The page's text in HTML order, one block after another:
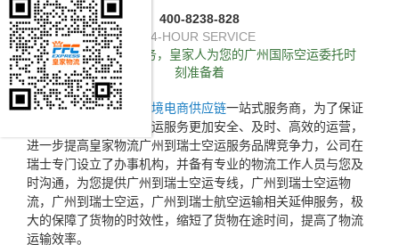
400-8238-828
24-HOUR SERVICE
独家推出24小时服务，皇家人为您的广州国际空运委托时
刻准备着
皇家物流作为专业的 跨境电商供应链一站式服务商，为了保证
所提供的广州到瑞士空运服务更加安全、及时、高效的运营，
进一步提高皇家物流广州到瑞士空运服务品牌竞争力，公司在
瑞士专门设立了办事机构，并备有专业的物流工作人员与您及
时沟通，为您提供广州到瑞士空运专线，广州到瑞士空运物
流，广州到瑞士空运，广州到瑞士航空运输相关延伸服务，极
大的保障了货物的时效性，缩短了货物在途时间，提高了物流
运输效率。